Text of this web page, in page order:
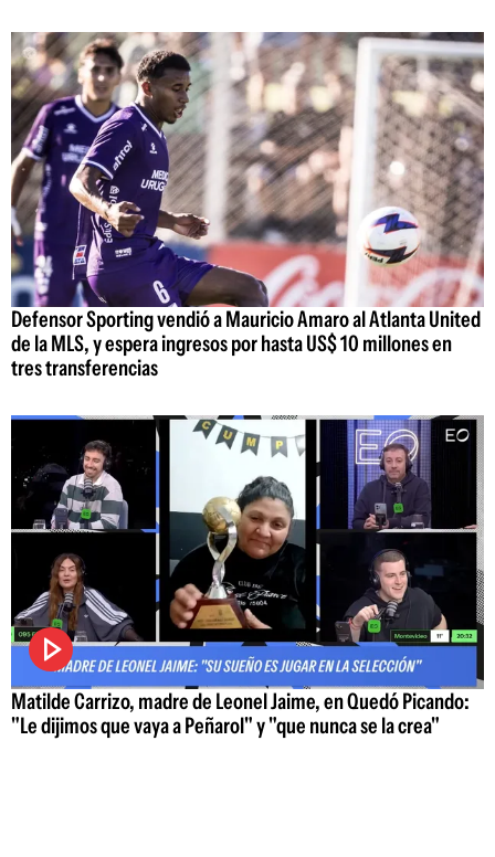
Defensor Sporting vendió a Mauricio Amaro al Atlanta United
de la MLS, y espera ingresos por hasta US$ 10 millones en
tres transferencias
Matilde Carrizo, madre de Leonel Jaime, en Quedó Picando:
"Le dijimos que vaya a Peñarol" y "que nunca se la crea"